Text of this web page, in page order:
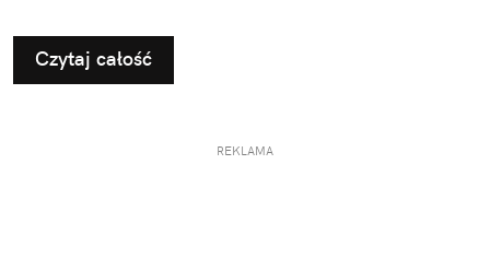
Czytaj całość
REKLAMA